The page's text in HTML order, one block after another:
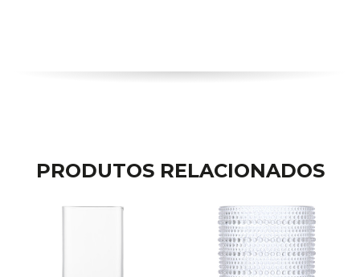
PRODUTOS RELACIONADOS